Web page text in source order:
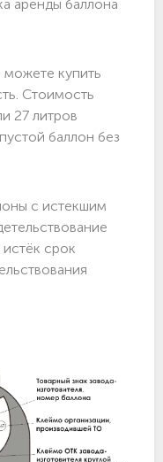
аренды баллона
купить
Стоимость
27 литров
баллон без
с истекшим
срок